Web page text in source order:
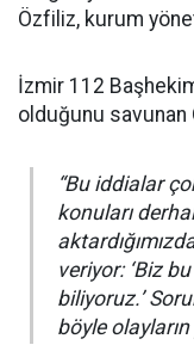
Özfiliz, kurum
İzmir 112
olduğunu savunan
“Bu iddialar
konuları
veriyor: ‘Biz
biliyoruz.’
böyle